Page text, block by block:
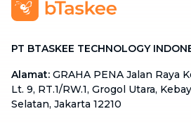
PT BTASKEE TECHNOLOGY
Alamat: GRAHA PENA Jalan Raya
Lt. 9, RT.1/RW.1, Grogol Utara,
Selatan, Jakarta 12210